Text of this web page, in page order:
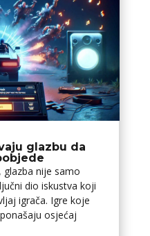
glazbu da
nije samo
dio iskustva koji
igrača. Igre koje
osjećaj